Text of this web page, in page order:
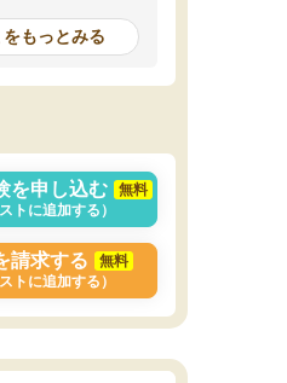
よって、自分の志望校にふさわ
のカリキュラムを提案してくれ
。
もっとみる
を申し込む
無料
ストに追加する）
請求する
無料
ストに追加する）